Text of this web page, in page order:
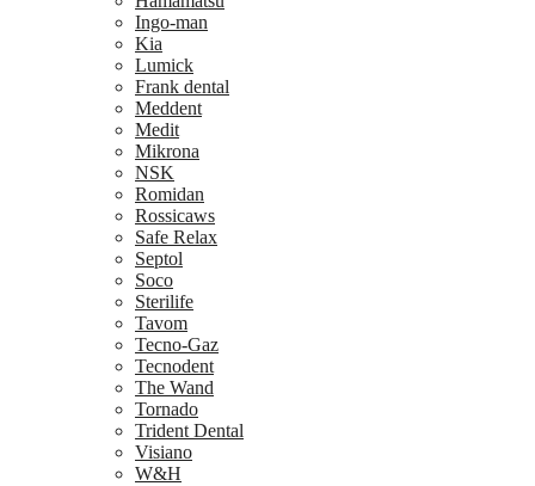
Ingo-man
Kia
Lumick
Frank dental
Meddent
Medit
Mikrona
NSK
Romidan
Rossicaws
Safe Relax
Septol
Soco
Sterilife
Tavom
Tecno-Gaz
Tecnodent
The Wand
Tornado
Trident Dental
Visiano
W&H